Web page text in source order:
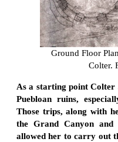
Ground Floor
Colter.
As a starting point Colter
Puebloan ruins,
Those trips, along with
the Grand Canyon
allowed her to carry out